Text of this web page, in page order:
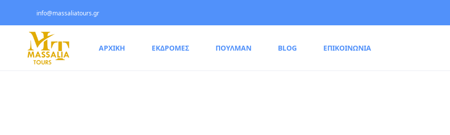
info@massaliatours.gr
ΑΡΧΙΚΗ ΕΚΔΡΟΜΕΣ ΠΟΥΛΜΑΝ BLOG ΕΠΙΚΟΙΝΩΝΙΑ